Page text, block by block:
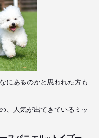
にあるのかと思われた方も
、人気が出てきているミッ